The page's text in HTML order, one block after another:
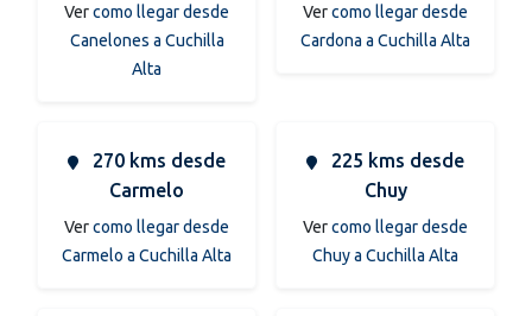
Vercomo llegar desde
Canelones a Cuchilla
Alta
Vercomo llegar desde
Cardona a Cuchilla Alta
270 kms desde
Carmelo
Vercomo llegar desde
Carmelo a Cuchilla Alta
225 kms desde
Chuy
Vercomo llegar desde
Chuy a Cuchilla Alta